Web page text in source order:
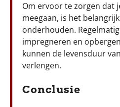
Om ervoor te zorgen dat
meegaan, is het
onderhouden.
impregneren en
kunnen de levensduur
verlengen.
Conclusie